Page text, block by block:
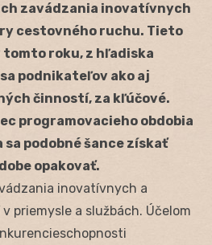
zavádzania inovatívnych
cestovného ruchu. Tieto
tomto roku, z hľadiska
podnikateľov ako aj
činností, za kľúčové.
programovacieho obdobia
sa podobné šance získať
opakovať.
inovatívnych a
priemysle a službách. Účelom